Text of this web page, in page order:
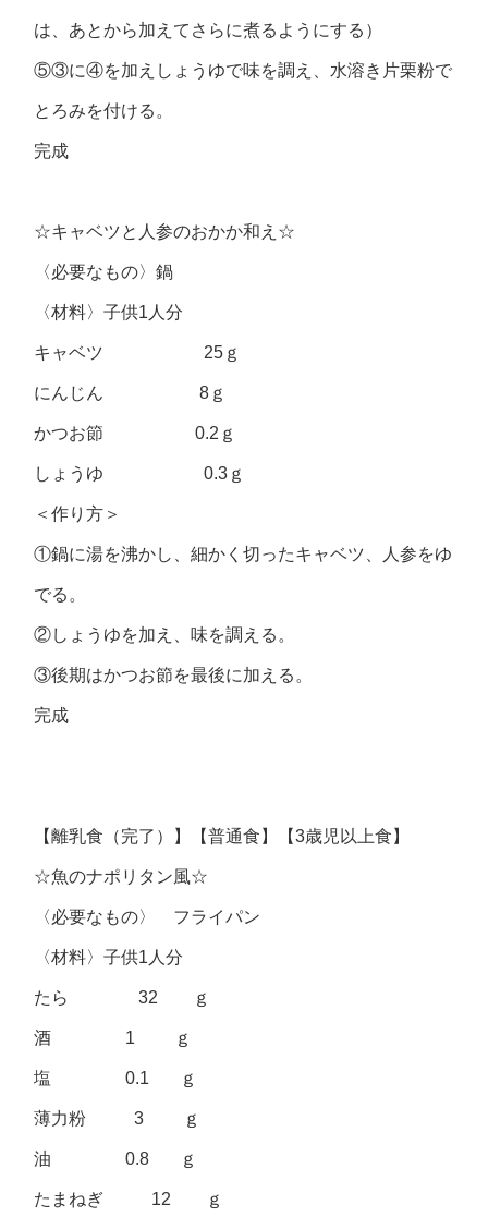
は、あとから加えてさらに煮るようにする）
⑤③に④を加えしょうゆで味を調え、水溶き片栗粉で
とろみを付ける。
完成
☆キャベツと人参のおかか和え☆
〈必要なもの〉鍋
〈材料〉子供1人分
キャベツ 25ｇ
にんじん 8ｇ
かつお節 0.2ｇ
しょうゆ 0.3ｇ
＜作り方＞
①鍋に湯を沸かし、細かく切ったキャベツ、人参をゆ
でる。
②しょうゆを加え、味を調える。
③後期はかつお節を最後に加える。
完成
【離乳食（完了）】【普通食】【3歳児以上食】
☆魚のナポリタン風☆
〈必要なもの〉 フライパン
〈材料〉子供1人分
たら 32 ｇ
酒 1 ｇ
塩 0.1 ｇ
薄力粉 3 ｇ
油 0.8 ｇ
たまねぎ 12 ｇ